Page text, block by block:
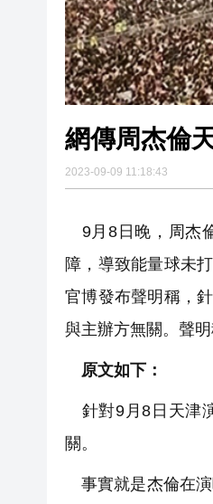
瀋
網傳周杰倫
2023-09-09 11:18:43
9月8日晚，周杰
障，導致能量球未
官博發布聲明稱，
與主辦方無關。聲
原文如下：
針對9月8日天津
關。
事實就是杰倫在演